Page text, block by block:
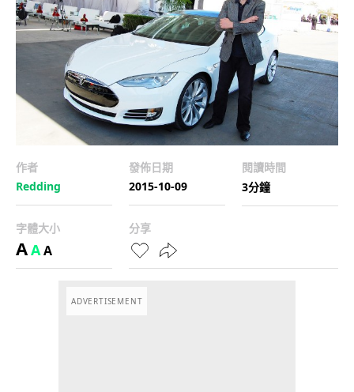
作者
Redding
發佈日期
2015-10-09
閱讀時間
3分鐘
字體大小
AAA
分享
ADVERTISEMENT